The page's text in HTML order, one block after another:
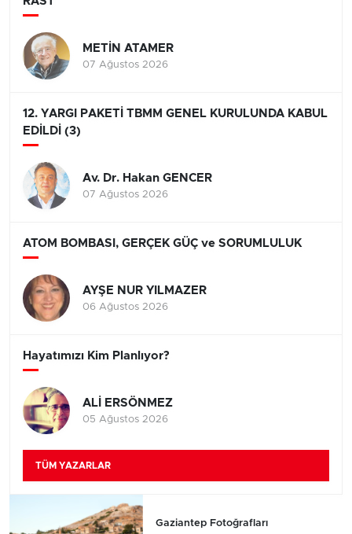
METİN ATAMER
07 Ağustos 2026
12. YARGI PAKETİ TBMM GENEL KURULUNDA KABUL
EDİLDİ (3)
Av. Dr. Hakan GENCER
07 Ağustos 2026
ATOM BOMBASI, GERÇEK GÜÇ ve SORUMLULUK
AYŞE NUR YILMAZER
06 Ağustos 2026
Hayatımızı Kim Planlıyor?
ALİ ERSÖNMEZ
05 Ağustos 2026
TÜM YAZARLAR
Gaziantep Fotoğrafları